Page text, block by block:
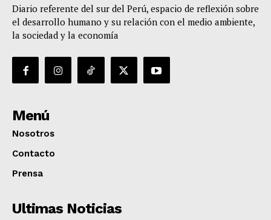
Diario referente del sur del Perú, espacio de reflexión sobre
el desarrollo humano y su relación con el medio ambiente,
la sociedad y la economía
Menú
Nosotros
Contacto
Prensa
Ultimas Noticias